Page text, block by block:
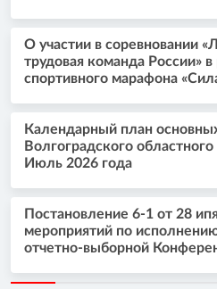
О участии в соревновании
трудовая команда России»
спортивного марафона
Календарный план
Волгоградского
Июль 2026 года
Постановление 6-1 от 28
мероприятий по
отчетно-выборной